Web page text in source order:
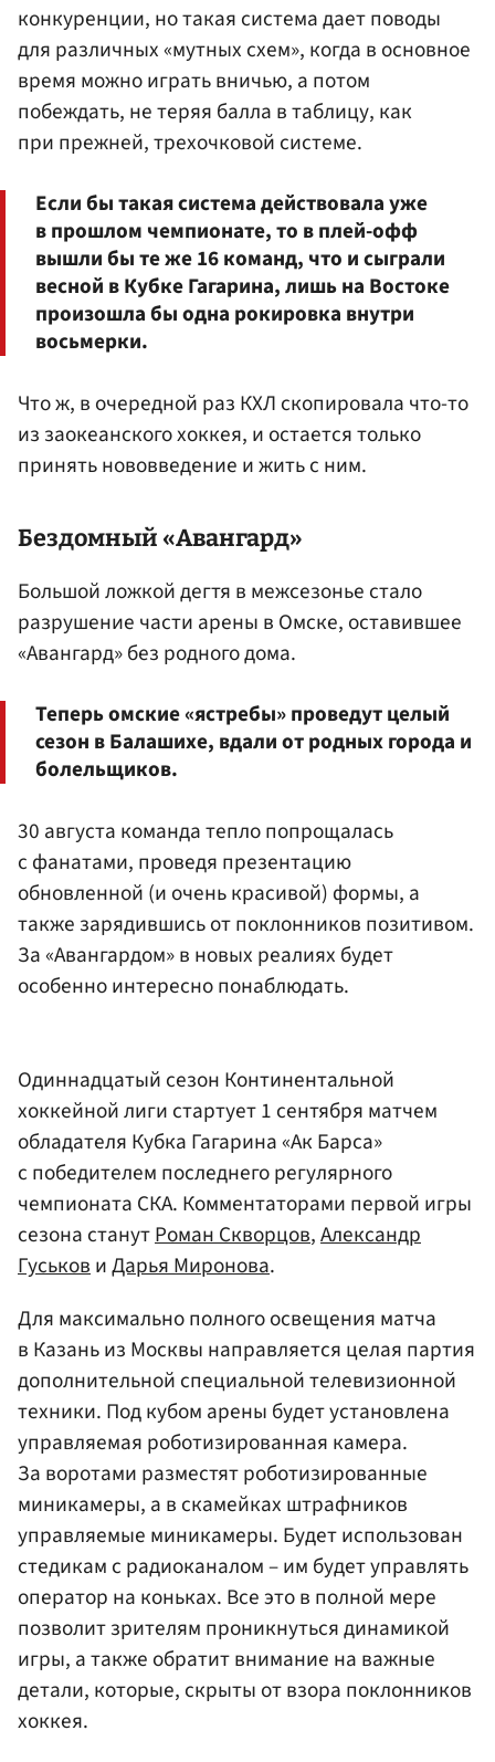
конкуренции, но такая система дает поводы
для различных «мутных схем», когда в основное
время можно играть вничью, а потом
побеждать, не теряя балла в таблицу, как
при прежней, трехочковой системе.
Если бы такая система действовала уже
в прошлом чемпионате, то в плей-офф
вышли бы те же 16 команд, что и сыграли
весной в Кубке Гагарина, лишь на Востоке
произошла бы одна рокировка внутри
восьмерки.
Что ж, в очередной раз КХЛ скопировала что-то
из заокеанского хоккея, и остается только
принять нововведение и жить с ним.
Бездомный «Авангард»
Большой ложкой дегтя в межсезонье стало
разрушение части арены в Омске, оставившее
«Авангард» без родного дома.
Теперь омские «ястребы» проведут целый
сезон в Балашихе, вдали от родных города и
болельщиков.
30 августа команда тепло попрощалась
с фанатами, проведя презентацию
обновленной (и очень красивой) формы, а
также зарядившись от поклонников позитивом.
За «Авангардом» в новых реалиях будет
особенно интересно понаблюдать.
Одиннадцатый сезон Континентальной
хоккейной лиги стартует 1 сентября матчем
обладателя Кубка Гагарина «Ак Барса»
с победителем последнего регулярного
чемпионата СКА. Комментаторами первой игры
сезона станутРоман Скворцов,Александр
ГуськовиДарья Миронова.
Для максимально полного освещения матча
в Казань из Москвы направляется целая партия
дополнительной специальной телевизионной
техники. Под кубом арены будет установлена
управляемая роботизированная камера.
За воротами разместят роботизированные
миникамеры, а в скамейках штрафников
управляемые миникамеры. Будет использован
стедикам с радиоканалом – им будет управлять
оператор на коньках. Все это в полной мере
позволит зрителям проникнуться динамикой
игры, а также обратит внимание на важные
детали, которые, скрыты от взора поклонников
хоккея.